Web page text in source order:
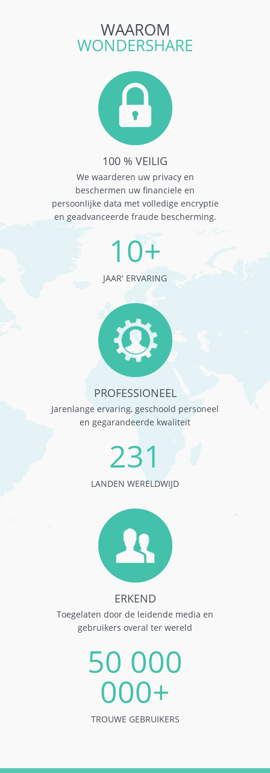
WAAROM
WONDERSHARE
100 % VEILIG
We waarderen uw privacy en
beschermen uw financiele en
persoonlijke data met volledige encryptie
en geadvanceerde fraude bescherming.
10+
JAAR' ERVARING
PROFESSIONEEL
Jarenlange ervaring, geschoold personeel
en gegarandeerde kwaliteit
231
LANDEN WERELDWIJD
ERKEND
Toegelaten door de leidende media en
gebruikers overal ter wereld
50 000
000+
TROUWE GEBRUIKERS